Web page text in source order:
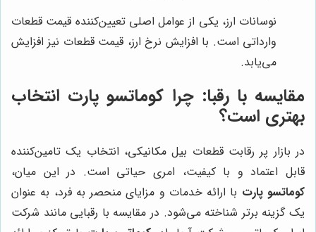
نوسانات ارز، یکی از عوامل اصلی تعیین‌کننده قیمت قطعات
وارداتی است. با افزایش نرخ ارز، قیمت قطعات نیز افزایش
می‌یابد.
مقایسه با رقبا: چرا کوماتسو پارت انتخاب
بهتری است؟
در بازار پر رقابت قطعات بیل مکانیکی، انتخاب یک تامین‌کننده
قابل اعتماد و با کیفیت، امری حیاتی است. در این میان،
کوماتسو پارت با ارائه خدمات و مزایای منحصر به فرد، به عنوان
یک گزینه برتر شناخته می‌شود. در مقایسه با رقبایی مانند شرکت